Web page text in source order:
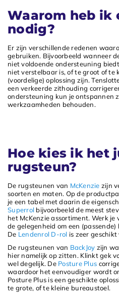
Waarom heb ik
nodig?
Er zijn verschillende redenen
gebruiken. Bijvoorbeeld wanneer
niet voldoende ondersteuning
niet verstelbaar is, of te groot of te
(voordelige) oplossing zijn.
een verkeerde zithouding
ondersteuning kun je ontspannen
werkzaamheden behouden.
Hoe kies ik het
rugsteun?
De rugsteunen van McKenzie zijn
soorten en maten. Op de
je een tabel met daarin de
Superrol bijvoorbeeld de meest
het McKenzie assortiment. Werk je
de gelegenheid om een
De Lendenrol D-rol is zeer
De rugsteunen van BackJoy zijn
hier namelijk op zitten. Klinkt gek
wel degelijk. De Posture Plus
waardoor het eenvoudiger wordt
Posture Plus is een geschikte
te grote, of te kleine bureaustoel.